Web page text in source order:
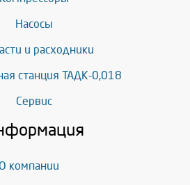
Насосы
и расходники
станция ТАДК-0,018
Сервис
О компании